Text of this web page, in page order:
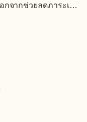
จากช่วยลดภาระเงิน